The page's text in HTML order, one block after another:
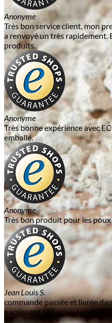
Anonyme
Très bon service client, mon
a renvoyé un très
produits.
Anonyme
Très bonne expérience avec
emballé.
Anonyme
Très bon produit pour les
Jean Louis S.
commande passée et livrée
paraissant OK